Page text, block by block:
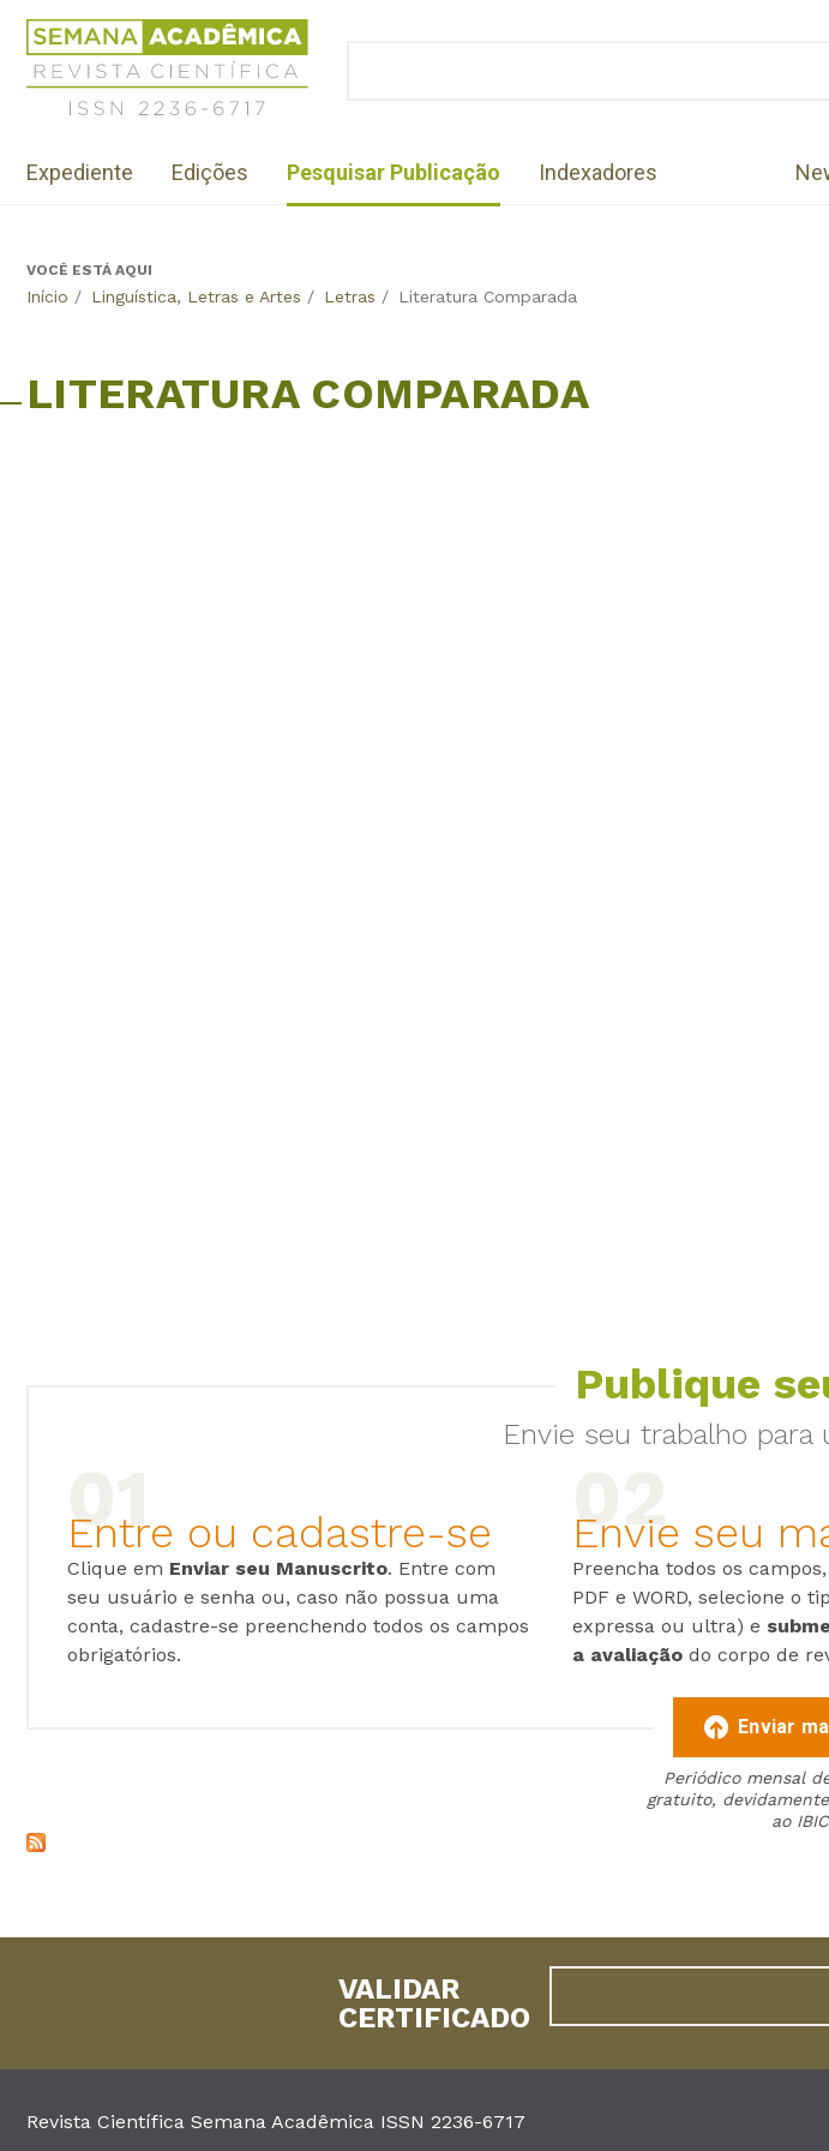
Jump
navigation
Revista
Científica
Semana
Acadêmica
2236-
Menu
institutional
Expediente Edições Pesquisar Publicação Indexadores
BackVOCÊ ESTÁ AQUI
Início / Linguística, Letras e Artes / Letras / Literatura Comparada
LITERATURA COMPARADA
Publique
Envie seu trabalho para
Entre ou cadastre-se
Clique em Enviar seu Manuscrito. Entre com
seu usuário e senha ou, caso não possua uma
conta, cadastre-se preenchendo todos os campos
obrigatórios.
Envie seu
Preencha todos os
PDF e WORD, selecione o
expressa ou ultra) e
a avaliação do corpo de
Enviar
Periódico mensal
gratuito,
ao
VALIDAR
CERTIFICADO
Revista Científica Semana Acadêmica ISSN 2236-6717